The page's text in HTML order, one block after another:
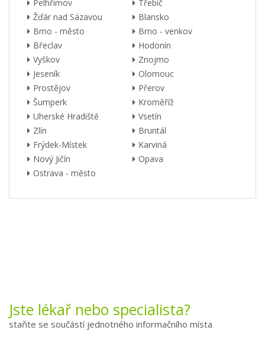
Pelhřimov
Třebíč
Žďár nad Sázavou
Blansko
Brno - město
Brno - venkov
Břeclav
Hodonín
Vyškov
Znojmo
Jeseník
Olomouc
Prostějov
Přerov
Šumperk
Kroměříž
Uherské Hradiště
Vsetín
Zlín
Bruntál
Frýdek-Místek
Karviná
Nový Jičín
Opava
Ostrava - město
Jste lékař nebo specialista?
staňte se součástí jednotného informačního místa